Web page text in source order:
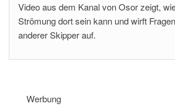
Video aus dem Kanal von Osor zeigt,
Strömung dort sein kann und wirft
anderer Skipper auf.
Werbung